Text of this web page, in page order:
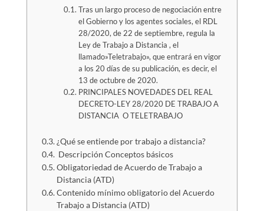
Tras un largo proceso de negociación entre
el Gobierno y los agentes sociales, el RDL
28/2020, de 22 de septiembre, regula la
Ley de Trabajo a Distancia , el
llamado»Teletrabajo», que entrará en vigor
a los 20 días de su publicación, es decir, el
13 de octubre de 2020.
PRINCIPALES NOVEDADES DEL REAL
DECRETO-LEY 28/2020 DE TRABAJO A
DISTANCIA O TELETRABAJO
¿Qué se entiende por trabajo a distancia?
Descripción Conceptos básicos
Obligatoriedad de Acuerdo de Trabajo a
Distancia (ATD)
Contenido mínimo obligatorio del Acuerdo
Trabajo a Distancia (ATD)